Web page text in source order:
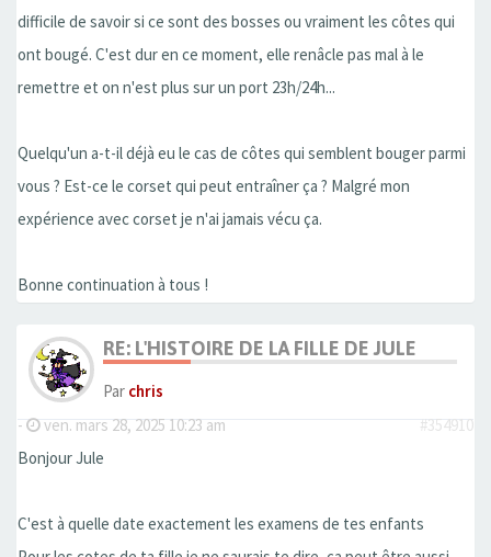
difficile de savoir si ce sont des bosses ou vraiment les côtes qui
ont bougé. C'est dur en ce moment, elle renâcle pas mal à le
remettre et on n'est plus sur un port 23h/24h...
Quelqu'un a-t-il déjà eu le cas de côtes qui semblent bouger parmi
vous ? Est-ce le corset qui peut entraîner ça ? Malgré mon
expérience avec corset je n'ai jamais vécu ça.
Bonne continuation à tous !
RE: L'HISTOIRE DE LA FILLE DE JULE
Par chris
-
ven. mars 28, 2025 10:23 am
#354910
Bonjour Jule
C'est à quelle date exactement les examens de tes enfants